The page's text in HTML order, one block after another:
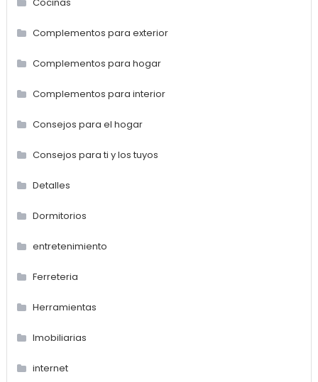
Cocinas
Complementos para exterior
Complementos para hogar
Complementos para interior
Consejos para el hogar
Consejos para ti y los tuyos
Detalles
Dormitorios
entretenimiento
Ferreteria
Herramientas
Imobiliarias
internet